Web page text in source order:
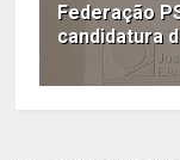
Federação
candidatura